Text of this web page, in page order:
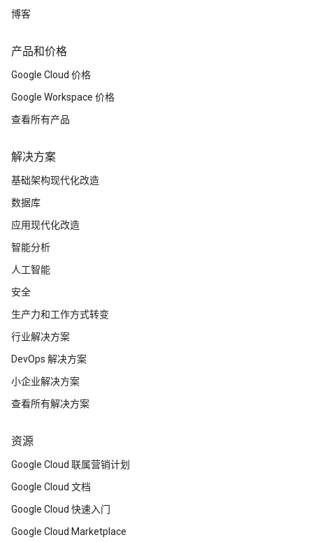
博客
产品和价格
Google Cloud 价格
Google Workspace 价格
查看所有产品
解决方案
基础架构现代化改造
数据库
应用现代化改造
智能分析
人工智能
安全
生产力和工作方式转变
行业解决方案
DevOps 解决方案
小企业解决方案
查看所有解决方案
资源
Google Cloud 联属营销计划
Google Cloud 文档
Google Cloud 快速入门
Google Cloud Marketplace